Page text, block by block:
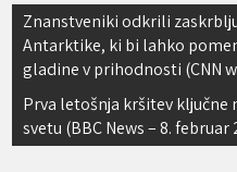
Navigacija
prispevka
Znanstveniki odkrili
Antarktike, ki bi lahko
gladine v prihodnosti (CNN
Prva letošnja kršitev ključne
svetu (BBC News – 8. februar